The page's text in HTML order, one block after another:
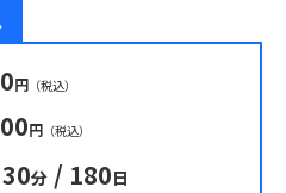
円 （税込）
円 （税込）
30分 / 180日